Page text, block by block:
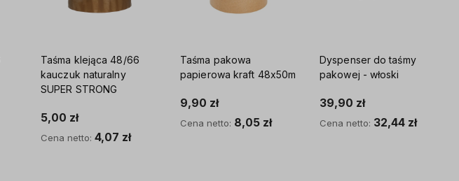
Taśma klejąca 48/66
kauczuk naturalny
SUPER STRONG
5,00 zł
Cena netto: 4,07 zł
Taśma pakowa
papierowa kraft 48x50m
9,90 zł
Cena netto: 8,05 zł
Dyspenser do taśmy
pakowej - włoski
39,90 zł
Cena netto: 32,44 zł